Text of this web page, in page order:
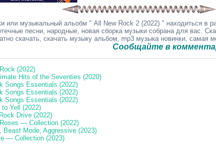
или музыкальный альобм " All New Rock 2 (2022) " находиться в
песни, народные, новая сборка музыки собрана для вас.
скачать, скачать музыку альбом, mp3 музыка новинки, самая
Сообщайте в комментарияхо
(2022)
Hits of the Seventies (2020)
Songs Essentials (2022)
Songs Essentials (2022)
Songs Essentials (2022)
to Yell (2022)
Drive (2022)
— Collection (2022)
Beast Mode, Aggressive (2023)
— Collection (2023)